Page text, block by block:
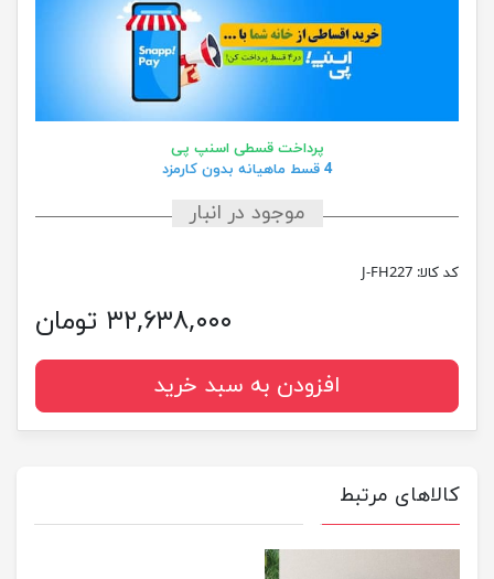
پرداخت قسطی اسنپ پی
4 قسط ماهیانه بدون کارمزد
موجود در انبار
کد کالا: J-FH227
۳۲,۶۳۸,۰۰۰ تومان
افزودن به سبد خرید
کالاهای مرتبط